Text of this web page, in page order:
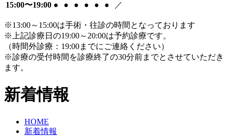
15:00〜19:00 ● ● ● ● ● ● ／
※13:00～15:00は手術・往診の時間となっております
※上記診療日の19:00～20:00は予約診療です。
（時間外診療：19:00までにご連絡ください）
※診療の受付時間を診療終了の30分前までとさせていただき
ます。
新着情報
HOME
新着情報